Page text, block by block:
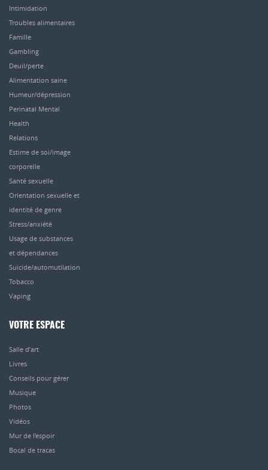
Intimidation
Troubles alimentaires
Famille
Gambling
Deuil/perte
Alimentation saine
Humeur/dépression
Perinatal Mental
Health
Relations
Estime de soi/image
corporelle
Santé sexuelle
Orientation sexuelle et
identité de genre
Stress/anxiété
Usage de substances
et dépendances
Suicide/automutilation
Tobacco
Vaping
VOTRE ESPACE
Salle d’art
Livres
Conseils pour gérer
Musique
Photos
Vidéos
Mur de l’espoir
Bocal de tracas